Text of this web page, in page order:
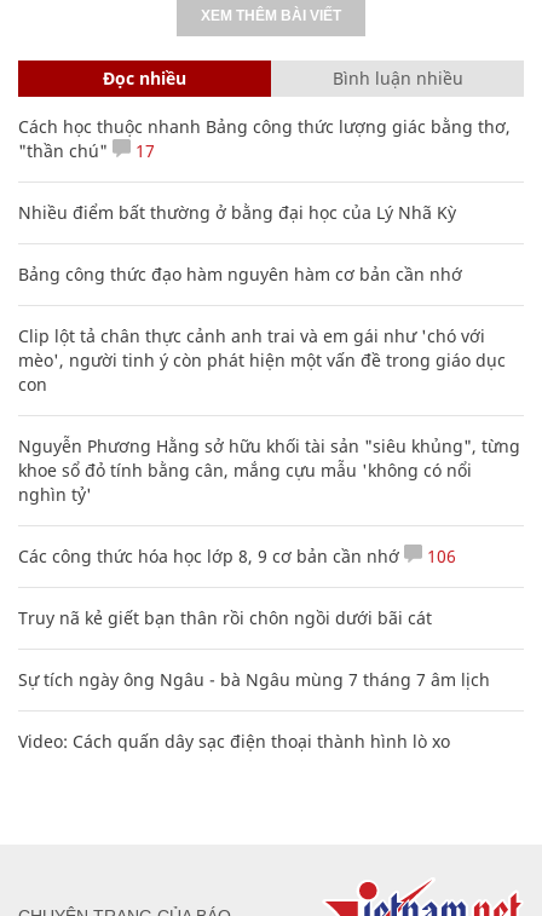
XEM THÊM BÀI VIẾT
Đọc nhiều Bình luận nhiều
Cách học thuộc nhanh Bảng công thức lượng giác bằng thơ,
"thần chú"
17
Nhiều điểm bất thường ở bằng đại học của Lý Nhã Kỳ
Bảng công thức đạo hàm nguyên hàm cơ bản cần nhớ
Clip lột tả chân thực cảnh anh trai và em gái như 'chó với
mèo', người tinh ý còn phát hiện một vấn đề trong giáo dục
con
Nguyễn Phương Hằng sở hữu khối tài sản "siêu khủng", từng
khoe sổ đỏ tính bằng cân, mắng cựu mẫu 'không có nổi
nghìn tỷ'
Các công thức hóa học lớp 8, 9 cơ bản cần nhớ 106
Truy nã kẻ giết bạn thân rồi chôn ngồi dưới bãi cát
Sự tích ngày ông Ngâu - bà Ngâu mùng 7 tháng 7 âm lịch
Video: Cách quấn dây sạc điện thoại thành hình lò xo